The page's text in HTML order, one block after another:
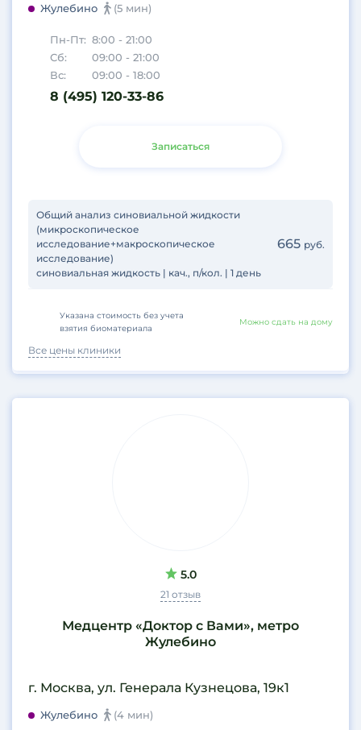
Жулебино (5 мин)
Пн-Пт: 8:00 - 21:00
Сб:
09:00 - 21:00
Вс:
09:00 - 18:00
8 (495) 120-33-86
Записаться
Общий анализ синовиальной жидкости
(микроскопическое
исследование+макроскопическое
исследование)
синовиальная жидкость | кач., п/кол. | 1 день
665 руб.
Все цены клиники
Указана стоимость без учета
взятия биоматериала
Можно сдать на дому
5.0
21 отзыв
Медцентр «Доктор с Вами», метро
Жулебино
г. Москва, ул. Генерала Кузнецова, 19к1
Жулебино
(4 мин)